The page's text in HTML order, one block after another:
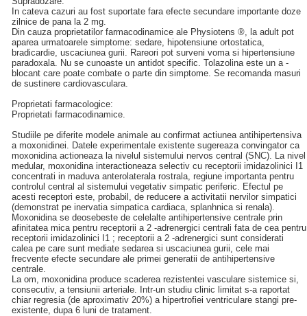
In cateva cazuri au fost suportate fara efecte secundare importante doze
zilnice de pana la 2 mg.
Din cauza proprietatilor farmacodinamice ale Physiotens ®, la adult pot
aparea urmatoarele simptome: sedare, hipotensiune ortostatica,
bradicardie, uscaciunea gurii. Rareori pot surveni voma si hipertensiune
paradoxala. Nu se cunoaste un antidot specific. Tolazolina este un a -
blocant care poate combate o parte din simptome. Se recomanda masuri
de sustinere cardiovasculara.
Proprietati farmacologice:
Proprietati farmacodinamice.
Studiile pe diferite modele animale au confirmat actiunea antihipertensiva
a moxonidinei. Datele experimentale existente sugereaza convingator ca
moxonidina actioneaza la nivelul sistemului nervos central (SNC). La nivel
medular, moxonidina interactioneaza selectiv cu receptorii imidazolinici I1
concentrati in maduva anterolaterala rostrala, regiune importanta pentru
controlul central al sistemului vegetativ simpatic periferic. Efectul pe
acesti receptori este, probabil, de reducere a activitatii nervilor simpatici
(demonstrat pe inervatia simpatica cardiaca, splanhnica si renala).
Moxonidina se deosebeste de celelalte antihipertensive centrale prin
afinitatea mica pentru receptorii a 2 -adrenergici centrali fata de cea pentru
receptorii imidazolinici I1 ; receptorii a 2 -adrenergici sunt considerati
calea pe care sunt mediate sedarea si uscaciunea gurii, cele mai
frecvente efecte secundare ale primei generatii de antihipertensive
centrale.
La om, moxonidina produce scaderea rezistentei vasculare sistemice si,
consecutiv, a tensiunii arteriale. Intr-un studiu clinic limitat s-a raportat
chiar regresia (de aproximativ 20%) a hipertrofiei ventriculare stangi pre-
existente, dupa 6 luni de tratament.